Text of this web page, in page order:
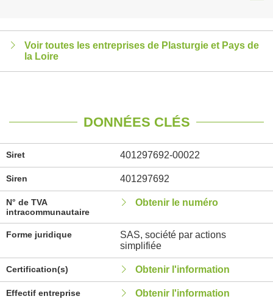
Voir toutes les entreprises de Plasturgie et Pays de
la Loire
DONNÉES CLÉS
Siret 401297692-00022
Siren 401297692
N° de TVA
intracommunautaire
Obtenir le numéro
Forme juridique
SAS, société par actions
simplifiée
Certification(s) Obtenir l'information
Effectif entreprise Obtenir l'information